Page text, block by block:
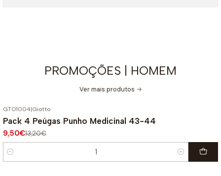
PROMOÇÕES | HOMEM
Ver mais produtos
DESCONTO
GTO1004|Giotto
Pack 4 Peúgas Punho Medicinal 43-44
9,50€13,20€
Quantidade